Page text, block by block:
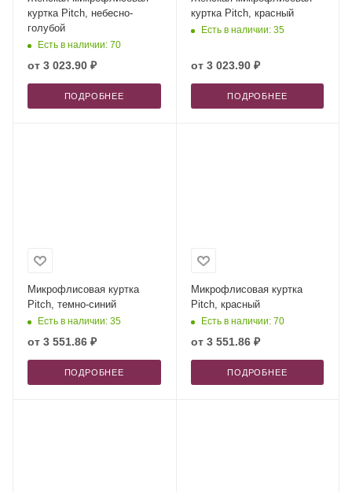
куртка Pitch, небесно-
голубой
Есть в наличии: 70
от 3 023.90 ₽
ПОДРОБНЕЕ
куртка Pitch, красный
Есть в наличии: 35
от 3 023.90 ₽
ПОДРОБНЕЕ
Микрофлисовая куртка
Pitch, темно-синий
Есть в наличии: 35
от 3 551.86 ₽
ПОДРОБНЕЕ
Микрофлисовая куртка
Pitch, красный
Есть в наличии: 70
от 3 551.86 ₽
ПОДРОБНЕЕ